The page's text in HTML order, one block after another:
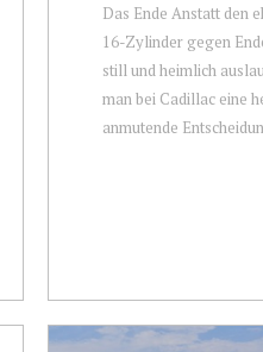
Das Ende Anstatt den
16-Zylinder gegen
still und heimlich
man bei Cadillac eine
anmutende